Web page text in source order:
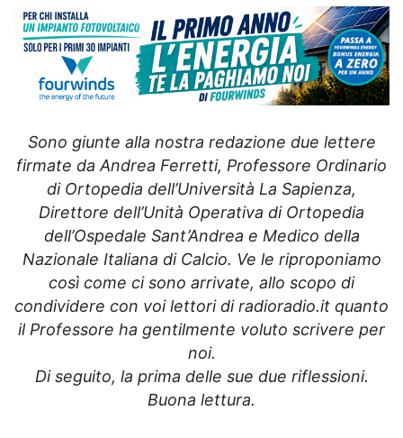
Sono giunte alla nostra redazione due lettere
firmate da Andrea Ferretti, Professore Ordinario
di Ortopedia dell’Università La Sapienza,
Direttore dell’Unità Operativa di Ortopedia
dell’Ospedale Sant’Andrea e Medico della
Nazionale Italiana di Calcio. Ve le riproponiamo
così come ci sono arrivate, allo scopo di
condividere con voi lettori di radioradio.it quanto
il Professore ha gentilmente voluto scrivere per
noi.
Di seguito, la prima delle sue due riflessioni.
Buona lettura.